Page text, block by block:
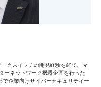
クスイッチの開発経験を経て、マ
ーネットワーク機器企画を行った
企業向けサイバーセキュリティー